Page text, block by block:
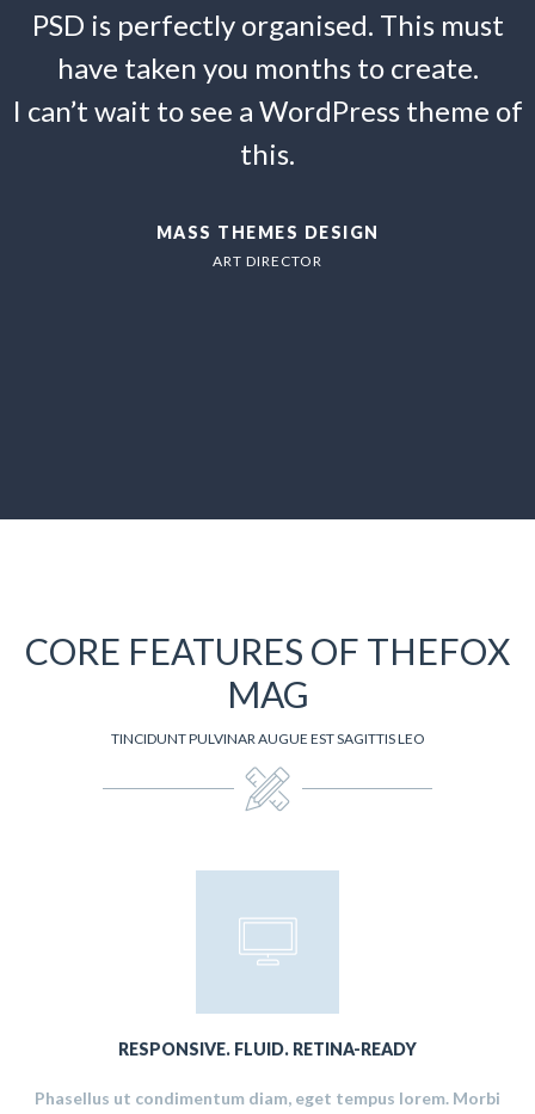
PSD is perfectly organised. This must
have taken you months to create.
I can’t wait to see a WordPress theme of
this.
MASS THEMES DESIGN
ART DIRECTOR
CORE FEATURES OF THEFOX
MAG
TINCIDUNT PULVINAR AUGUE EST SAGITTIS LEO
RESPONSIVE. FLUID. RETINA-READY
Phasellus ut condimentum diam, eget tempus lorem. Morbi